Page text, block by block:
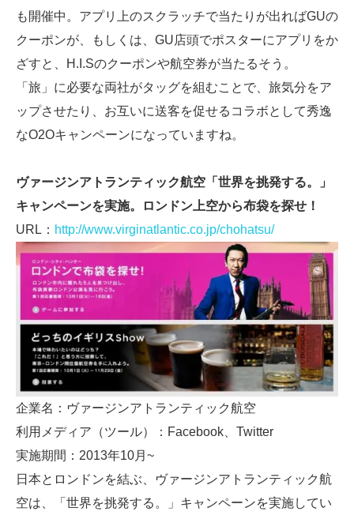
も開催中。アプリ上のスクラッチで当たりが出ればGUの
クーポンが、もしくは、GU店頭でポスターにアプリをか
ざすと、H.I.Sのクーポンや航空券が当たるそう。
「旅」に必要な両社がタッグを組むことで、旅気分をア
ップさせたり、お互いに送客を促せるコラボとして秀逸
なO2Oキャンペーンになっていますね。
ヴァージンアトランティック航空「世界を挑発する。」
キャンペーンを実施。ロンドン上空から布袋を探せ！
URL： http://www.virginatlantic.co.jp/chohatsu/
企業名：ヴァージンアトランティック航空
利用メディア（ツール）：Facebook、Twitter
実施期間：2013年10月~
日本とロンドンを結ぶ、ヴァージンアトランティック航
空は、「世界を挑発する。」キャンペーンを実施してい